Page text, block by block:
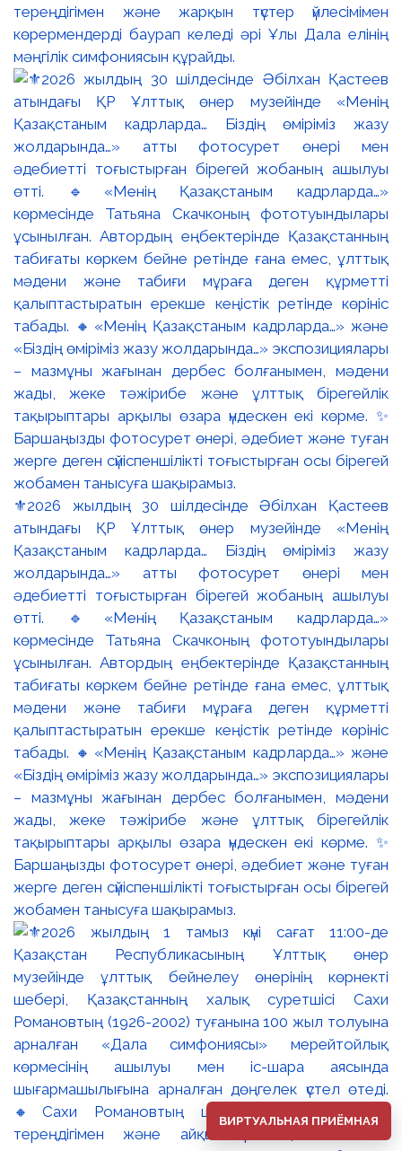
тереңдігімен және жарқын түстер үйлесімімен
көрермендерді баурап келеді әрі Ұлы Дала елінің
мәңгілік симфониясын құрайды.
⚜️2026 жылдың 30 шілдесінде Әбілхан Қастеев
атындағы ҚР Ұлттық өнер музейінде «Менің
Қазақстаным кадрларда… Біздің өміріміз жазу
жолдарында…» атты фотосурет өнері мен
әдебиетті тоғыстырған бірегей жобаның ашылуы
өтті. 🔹«Менің Қазақстаным кадрларда…»
көрмесінде Татьяна Скачконың фототуындылары
ұсынылған. Автордың еңбектерінде Қазақстанның
табиғаты көркем бейне ретінде ғана емес, ұлттық
мәдени және табиғи мұраға деген құрметті
қалыптастыратын ерекше кеңістік ретінде көрініс
табады. 🔸«Менің Қазақстаным кадрларда…» және
«Біздің өміріміз жазу жолдарында…» экспозициялары
– мазмұны жағынан дербес болғанымен, мәдени
жады, жеке тәжірибе және ұлттық бірегейлік
тақырыптары арқылы өзара үндескен екі көрме. ✨
Баршаңызды фотосурет өнері, әдебиет және туған
жерге деген сүйіспеншілікті тоғыстырған осы бірегей
жобамен танысуға шақырамыз.
ВИРТУАЛЬНАЯ ПРИЁМНАЯ